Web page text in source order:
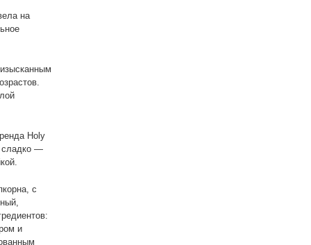
на
Holy
сладко —
с
и